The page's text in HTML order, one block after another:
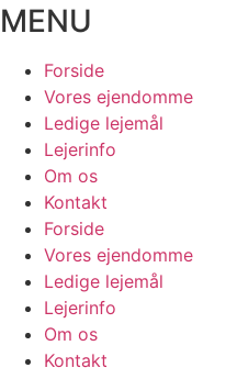
MENU
Forside
Vores ejendomme
Ledige lejemål
Lejerinfo
Om os
Kontakt
Forside
Vores ejendomme
Ledige lejemål
Lejerinfo
Om os
Kontakt